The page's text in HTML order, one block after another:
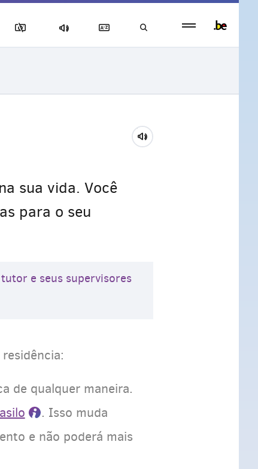
sua vida. Você
para o seu
e seus supervisores
de qualquer maneira.
asilo
. Isso muda
e não poderá mais